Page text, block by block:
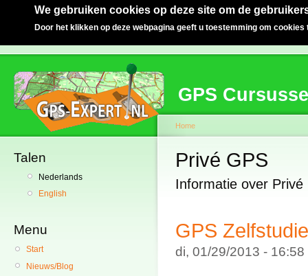
We gebruiken cookies op deze site om de
Door het klikken op deze webpagina geeft u toestemming om cookies
GPS
Talen
Nederlands
English
Menu
Start
Nieuws/Blog
Home
Privé GPS
Informatie over
GPS
di, 01/29/2013 -